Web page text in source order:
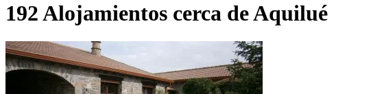
192 Alojamientos cerca de Aquilué